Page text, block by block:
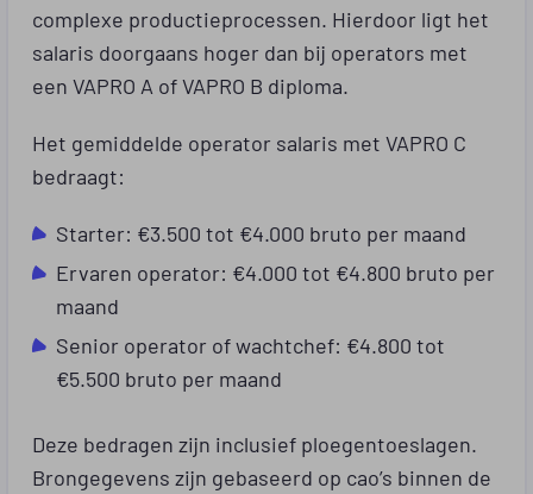
complexe productieprocessen. Hierdoor ligt het
salaris doorgaans hoger dan bij operators met
een VAPRO A of VAPRO B diploma.
Het gemiddelde operator salaris met VAPRO C
bedraagt:
Starter: €3.500 tot €4.000 bruto per maand
Ervaren operator: €4.000 tot €4.800 bruto per
maand
Senior operator of wachtchef: €4.800 tot
€5.500 bruto per maand
Deze bedragen zijn inclusief ploegentoeslagen.
Brongegevens zijn gebaseerd op cao’s binnen de